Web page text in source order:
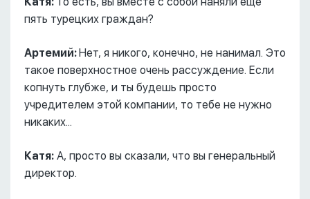
пять турецких граждан?
Артемий:Нет, я никого, конечно, не нанимал. Это
такое поверхностное очень рассуждение. Если
копнуть глубже, и ты будешь просто
учредителем этой компании, то тебе не нужно
никаких...
Катя: А, просто вы сказали, что вы генеральный
директор.